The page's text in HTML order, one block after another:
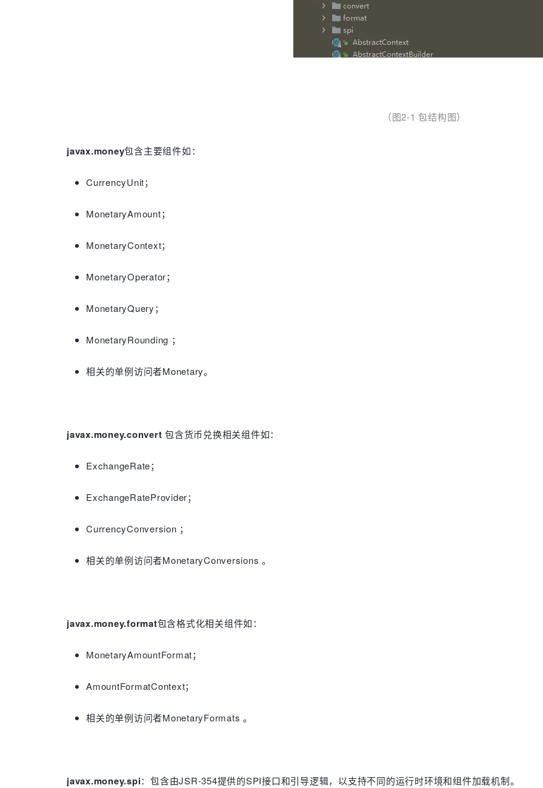
（图2-1 包结构图）
javax.money包含主要组件如：
CurrencyUnit；
MonetaryAmount；
MonetaryContext；
MonetaryOperator；
MonetaryQuery；
MonetaryRounding ；
相关的单例访问者Monetary。
javax.money.convert 包含货币兑换相关组件如：
ExchangeRate；
ExchangeRateProvider；
CurrencyConversion ；
相关的单例访问者MonetaryConversions 。
javax.money.format包含格式化相关组件如：
MonetaryAmountFormat；
AmountFormatContext；
相关的单例访问者MonetaryFormats 。
javax.money.spi：包含由JSR-354提供的SPI接口和引导逻辑，以支持不同的运行时环境和组件加载机制。